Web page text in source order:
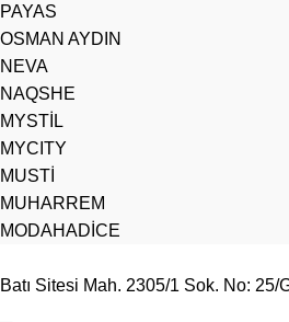
PAYAS
OSMAN AYDIN
NEVA
NAQSHE
MYSTİL
MYCITY
MUSTİ
MUHARREM
MODAHADİCE
Batı Sitesi Mah. 2305/1 Sok. No: 25/